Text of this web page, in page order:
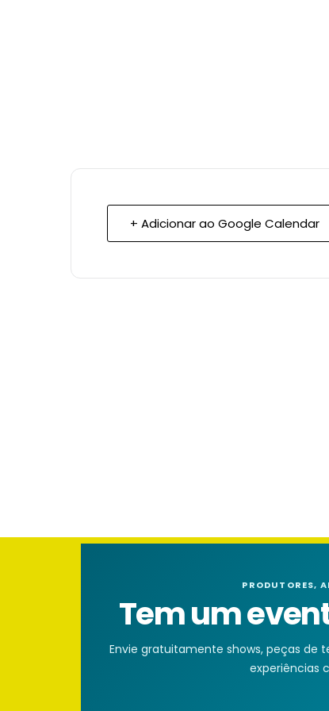
+ Adicionar ao Google Calendar
PRODUTORES,
Tem um
Envie gratuitamente shows, peças de
experiências